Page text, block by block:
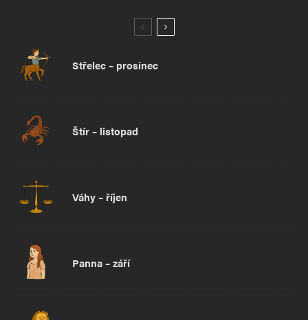
Střelec – prosinec
Štír – listopad
Váhy – říjen
Panna – září